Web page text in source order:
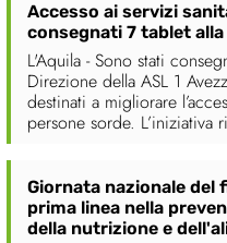
Accesso ai servizi
consegnati 7 tablet alla
L'Aquila - Sono stati
Direzione della ASL 1
destinati a migliorare
persone sorde.
Giornata nazionale del
prima linea nella
della nutrizione e